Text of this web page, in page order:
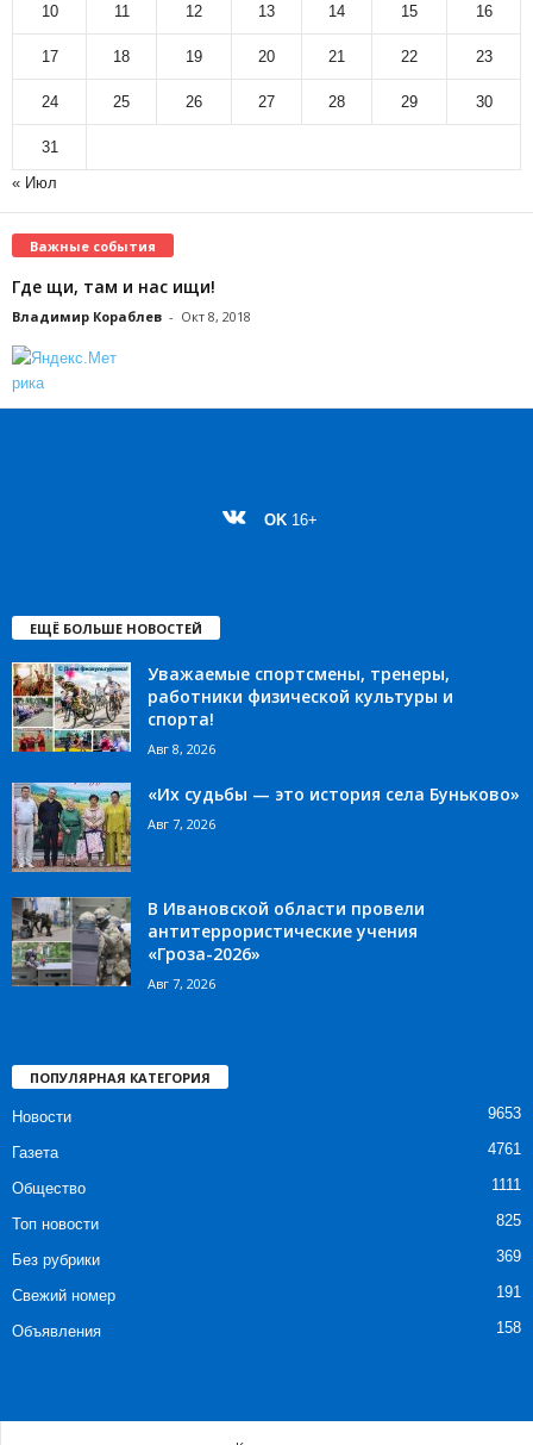
10 11 12 13 14 15 16
17 18 19 20 21 22 23
24 25 26 27 28 29 30
31
« Июл
Важные события
Где щи, там и нас ищи!
Владимир Кораблев - Окт 8, 2018
OK 16+
ЕЩЁ БОЛЬШЕ НОВОСТЕЙ
Уважаемые спортсмены, тренеры,
работники физической культуры и
спорта!
Авг 8, 2026
«Их судьбы — это история села Буньково»
Авг 7, 2026
В Ивановской области провели
антитеррористические учения
«Гроза-2026»
Авг 7, 2026
ПОПУЛЯРНАЯ КАТЕГОРИЯ
Новости 9653
Газета 4761
Общество 1111
Топ новости 825
Без рубрики 369
Свежий номер 191
Объявления 158